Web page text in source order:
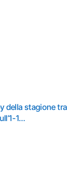
della stagione tra
1…